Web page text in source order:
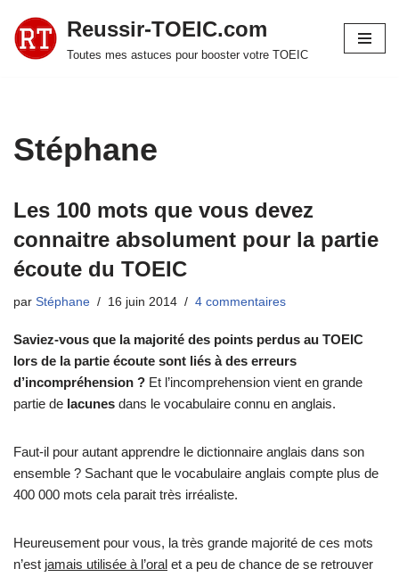
Aller
Reussir-TOEIC.com
Toutes mes astuces pour booster votre TOEIC
Stéphane
Les 100 mots que vous devez
connaitre absolument pour la partie
écoute du TOEIC
par Stéphane 16 juin 2014 4 commentaires
Saviez-vous que la majorité des points perdus au TOEIC
lors de la partie écoute sont liés à des erreurs
d’incompréhension ? Et l’incomprehension vient en grande
partie de lacunes dans le vocabulaire connu en anglais.
Faut-il pour autant apprendre le dictionnaire anglais dans son
ensemble ? Sachant que le vocabulaire anglais compte plus de
400 000 mots cela parait très irréaliste.
Heureusement pour vous, la très grande majorité de ces mots
n’est jamais utilisée à l’oral et a peu de chance de se retrouver